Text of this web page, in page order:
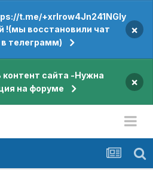
t.me/+xrIrow4Jn241NGIy
!(мы восстановили чат
в телеграмм)
×
контент сайта -Нужна
на форуме
×